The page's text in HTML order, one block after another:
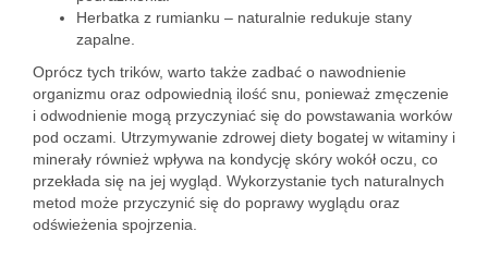
Herbatka z rumianku – naturalnie redukuje stany
zapalne.
Oprócz tych trików, warto także zadbać o nawodnienie
organizmu oraz odpowiednią ilość snu, ponieważ zmęczenie
i odwodnienie mogą przyczyniać się do powstawania worków
pod oczami. Utrzymywanie zdrowej diety bogatej w witaminy i
minerały również wpływa na kondycję skóry wokół oczu, co
przekłada się na jej wygląd. Wykorzystanie tych naturalnych
metod może przyczynić się do poprawy wyglądu oraz
odświeżenia spojrzenia.